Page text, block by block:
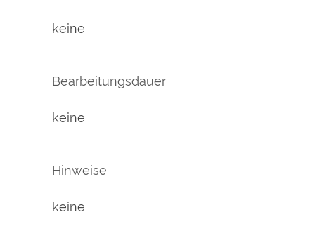
keine
Bearbeitungsdauer
keine
Hinweise
keine